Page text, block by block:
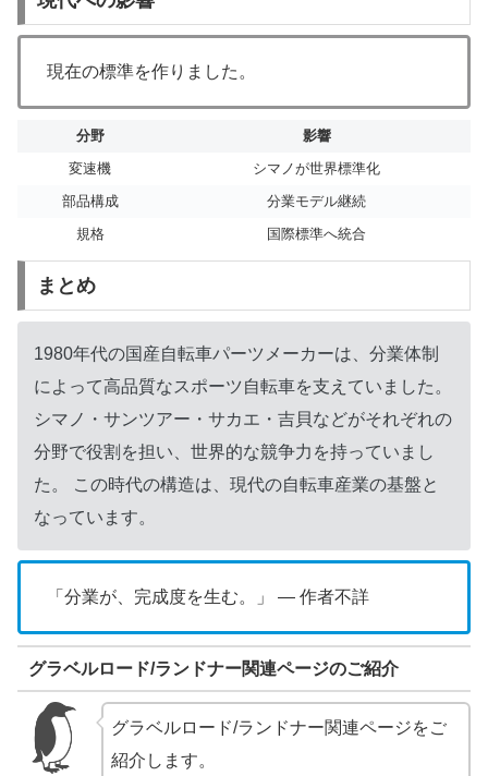
現在の標準を作りました。
分野
影響
変速機
シマノが世界標準化
部品構成
分業モデル継続
規格
国際標準へ統合
まとめ
1980年代の国産自転車パーツメーカーは、分業体制
によって高品質なスポーツ自転車を支えていました。
シマノ・サンツアー・サカエ・吉貝などがそれぞれの
分野で役割を担い、世界的な競争力を持っていまし
た。 この時代の構造は、現代の自転車産業の基盤と
なっています。
「分業が、完成度を生む。」 — 作者不詳
グラベルロード/ランドナー関連ページのご紹介
グラベルロード/ランドナー関連ページをご
紹介します。